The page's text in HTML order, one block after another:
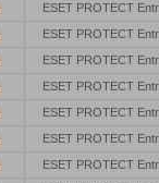
ESET PROTECT
ESET PROTECT
ESET PROTECT
ESET PROTECT
ESET PROTECT
ESET PROTECT
ESET PROTECT